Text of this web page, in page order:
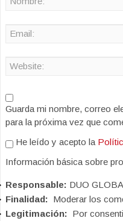
Guarda mi nombre, correo
para la próxima vez que
He leído y acepto la
Información básica sobre
Responsable: DUO
Finalidad: Moderar los
Legitimación: Por